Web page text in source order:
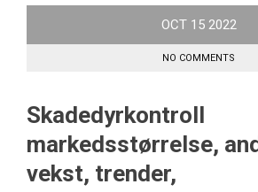
OCT 15 2022
NO COMMENTS
Skadedyrkontroll
markedsstørrelse,
vekst, trender,